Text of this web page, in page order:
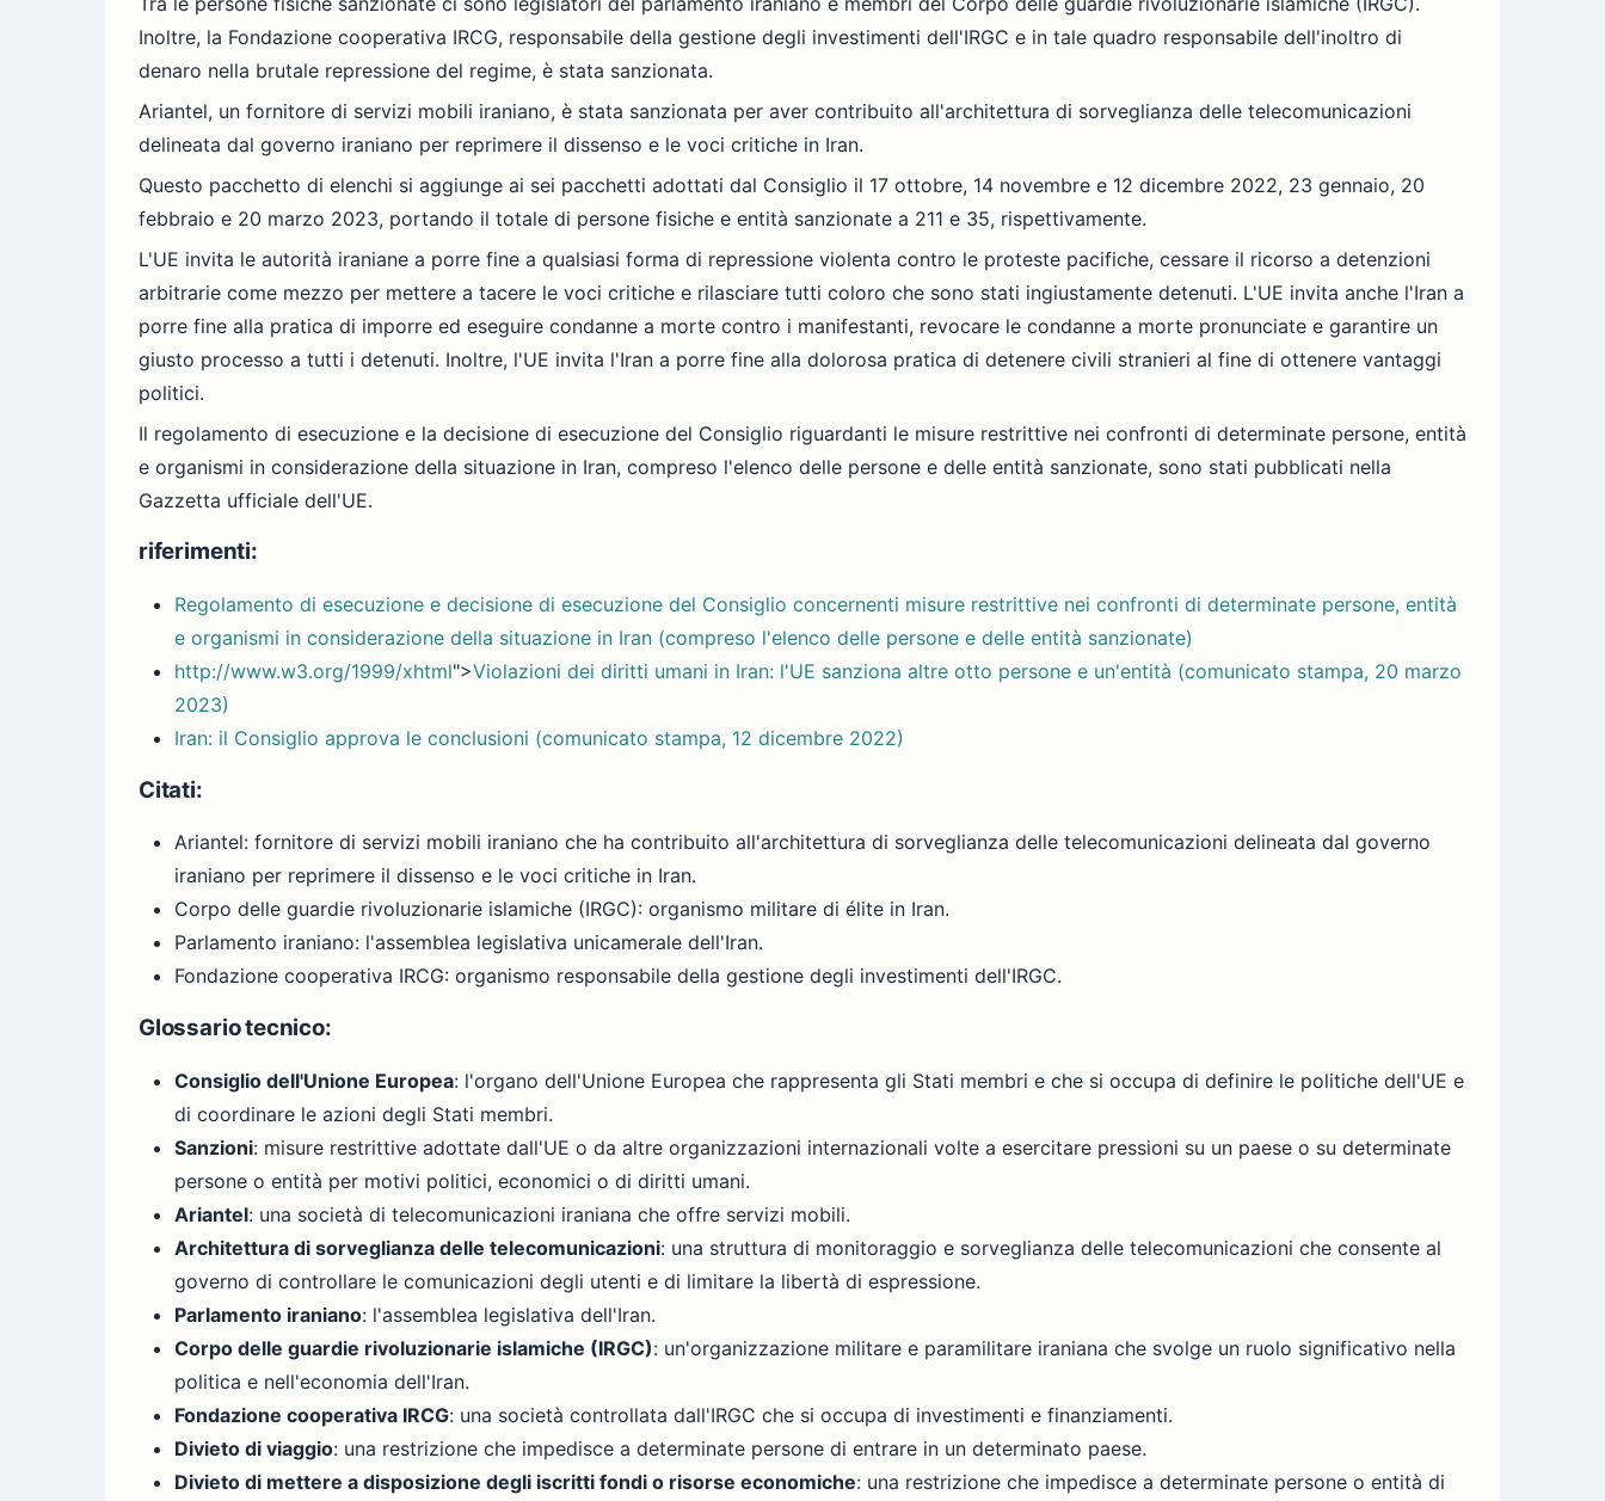
Inoltre, la Fondazione cooperativa IRCG, responsabile della gestione degli investimenti dell'IRGC e in tale quadro responsabile dell'inoltro di
denaro nella brutale repressione del regime, è stata sanzionata.
Ariantel, un fornitore di servizi mobili iraniano, è stata sanzionata per aver contribuito all'architettura di sorveglianza delle telecomunicazioni
delineata dal governo iraniano per reprimere il dissenso e le voci critiche in Iran.
Questo pacchetto di elenchi si aggiunge ai sei pacchetti adottati dal Consiglio il 17 ottobre, 14 novembre e 12 dicembre 2022, 23 gennaio, 20
febbraio e 20 marzo 2023, portando il totale di persone fisiche e entità sanzionate a 211 e 35, rispettivamente.
L'UE invita le autorità iraniane a porre fine a qualsiasi forma di repressione violenta contro le proteste pacifiche, cessare il ricorso a detenzioni
arbitrarie come mezzo per mettere a tacere le voci critiche e rilasciare tutti coloro che sono stati ingiustamente detenuti. L'UE invita anche l'Iran a
porre fine alla pratica di imporre ed eseguire condanne a morte contro i manifestanti, revocare le condanne a morte pronunciate e garantire un
giusto processo a tutti i detenuti. Inoltre, l'UE invita l'Iran a porre fine alla dolorosa pratica di detenere civili stranieri al fine di ottenere vantaggi
politici.
Il regolamento di esecuzione e la decisione di esecuzione del Consiglio riguardanti le misure restrittive nei confronti di determinate persone, entità
e organismi in considerazione della situazione in Iran, compreso l'elenco delle persone e delle entità sanzionate, sono stati pubblicati nella
Gazzetta ufficiale dell'UE.
riferimenti:
Regolamento di esecuzione e decisione di esecuzione del Consiglio concernenti misure restrittive nei confronti di determinate persone, entità
e organismi in considerazione della situazione in Iran (compreso l'elenco delle persone e delle entità sanzionate)
http://www.w3.org/1999/xhtml">Violazioni dei diritti umani in Iran: l'UE sanziona altre otto persone e un'entità (comunicato stampa, 20 marzo
2023)
Iran: il Consiglio approva le conclusioni (comunicato stampa, 12 dicembre 2022)
Citati:
Ariantel: fornitore di servizi mobili iraniano che ha contribuito all'architettura di sorveglianza delle telecomunicazioni delineata dal governo
iraniano per reprimere il dissenso e le voci critiche in Iran.
Corpo delle guardie rivoluzionarie islamiche (IRGC): organismo militare di élite in Iran.
Parlamento iraniano: l'assemblea legislativa unicamerale dell'Iran.
Fondazione cooperativa IRCG: organismo responsabile della gestione degli investimenti dell'IRGC.
Glossario tecnico:
Consiglio dell'Unione Europea: l'organo dell'Unione Europea che rappresenta gli Stati membri e che si occupa di definire le politiche dell'UE e
di coordinare le azioni degli Stati membri.
Sanzioni: misure restrittive adottate dall'UE o da altre organizzazioni internazionali volte a esercitare pressioni su un paese o su determinate
persone o entità per motivi politici, economici o di diritti umani.
Ariantel: una società di telecomunicazioni iraniana che offre servizi mobili.
Architettura di sorveglianza delle telecomunicazioni: una struttura di monitoraggio e sorveglianza delle telecomunicazioni che consente al
governo di controllare le comunicazioni degli utenti e di limitare la libertà di espressione.
Parlamento iraniano: l'assemblea legislativa dell'Iran.
Corpo delle guardie rivoluzionarie islamiche (IRGC): un'organizzazione militare e paramilitare iraniana che svolge un ruolo significativo nella
politica e nell'economia dell'Iran.
Fondazione cooperativa IRCG: una società controllata dall'IRGC che si occupa di investimenti e finanziamenti.
Divieto di viaggio: una restrizione che impedisce a determinate persone di entrare in un determinato paese.
Divieto di mettere a disposizione degli iscritti fondi o risorse economiche: una restrizione che impedisce a determinate persone o entità di